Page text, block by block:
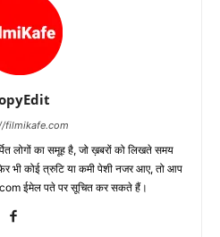
filmikafe.com
लोगों का समूह है, जो ख़बरों को लिखते समय
भी कोई त्रुटि या कमी पेशी नजर आए, तो आप
ईमेल पते पर सूचित कर सकते हैं।